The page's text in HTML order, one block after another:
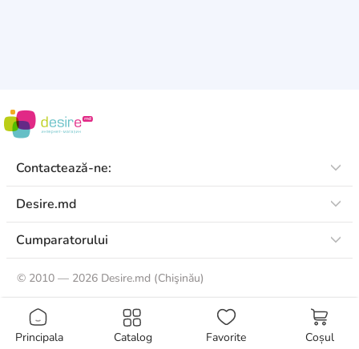
Principala Catalog Favorite Coșul
Contactează-ne:
Desire.md
Cumparatorului
© 2010 — 2026 Desire.md (Chişinău)